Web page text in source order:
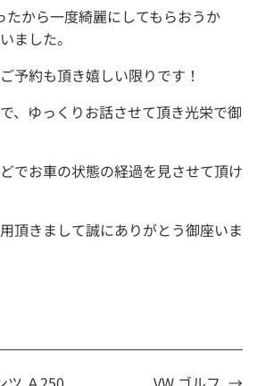
たから一度綺麗にしてもらおうか
ました。
予約も頂き嬉しい限りです！
、ゆっくりお話させて頂き光栄で御
でお車の状態の経過を見させて頂け
頂きまして誠にありがとう御座いま